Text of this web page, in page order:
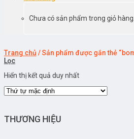
Chưa có sản phẩm trong giỏ hàng.
Trang chủ /Sản phẩm được gắn thẻ
Lọc
Hiển thị kết quả duy nhất
THƯƠNG HIỆU